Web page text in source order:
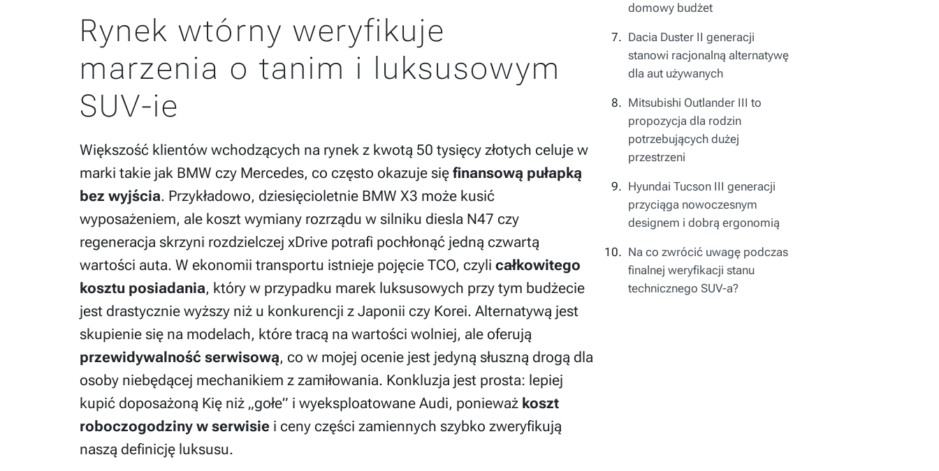
domowy budżet
Dacia Duster II generacji
stanowi racjonalną alternatywę
dla aut używanych
Mitsubishi Outlander III to
propozycja dla rodzin
potrzebujących dużej
przestrzeni
Hyundai Tucson III generacji
przyciąga nowoczesnym
designem i dobrą ergonomią
Na co zwrócić uwagę podczas
finalnej weryfikacji stanu
technicznego SUV-a?
Rynek wtórny weryfikuje
marzenia o tanim i luksusowym
SUV-ie
Większość klientów wchodzących na rynek z kwotą 50 tysięcy złotych celuje w
marki takie jak BMW czy Mercedes, co często okazuje się finansową pułapką
bez wyjścia. Przykładowo, dziesięcioletnie BMW X3 może kusić
wyposażeniem, ale koszt wymiany rozrządu w silniku diesla N47 czy
regeneracja skrzyni rozdzielczej xDrive potrafi pochłonąć jedną czwartą
wartości auta. W ekonomii transportu istnieje pojęcie TCO, czyli całkowitego
kosztu posiadania, który w przypadku marek luksusowych przy tym budżecie
jest drastycznie wyższy niż u konkurencji z Japonii czy Korei. Alternatywą jest
skupienie się na modelach, które tracą na wartości wolniej, ale oferują
przewidywalność serwisową, co w mojej ocenie jest jedyną słuszną drogą dla
osoby niebędącej mechanikiem z zamiłowania. Konkluzja jest prosta: lepiej
kupić doposażoną Kię niż „gołe” i wyeksploatowane Audi, ponieważ koszt
roboczogodziny w serwisie i ceny części zamiennych szybko zweryfikują
naszą definicję luksusu.